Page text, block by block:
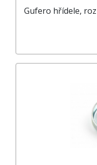
Gufero hřídele,